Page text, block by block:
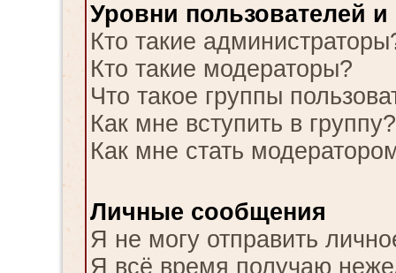
Уровни пользователей и
Кто такие
Кто такие модераторы?
Что такое группы
Как мне вступить в группу?
Как мне стать
Личные сообщения
Я не могу отправить
Я всё время получаю